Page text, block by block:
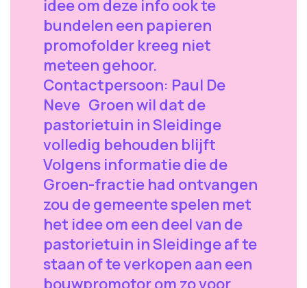
idee om deze info ook te
bundelen een papieren
promofolder kreeg niet
meteen gehoor.
Contactpersoon: Paul De
Neve Groen wil dat de
pastorietuin in Sleidinge
volledig behouden blijft
Volgens informatie die de
Groen-fractie had ontvangen
zou de gemeente spelen met
het idee om een deel van de
pastorietuin in Sleidinge af te
staan of te verkopen aan een
bouwpromotor om zo voor